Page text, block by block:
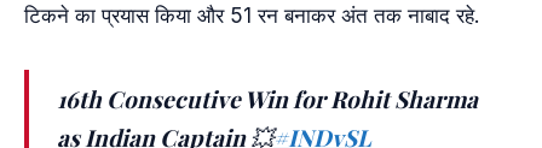
टिकने का प्रयास किया और 51 रन बनाकर अंत तक नाबाद रहे.
16th Consecutive Win for Rohit Sharma
as Indian Captain 💥#INDvSL